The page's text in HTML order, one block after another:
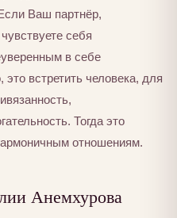
Ваш партнёр,
себя
в себе
встретить человека, для
Тогда это
отношениям.
Анемхурова